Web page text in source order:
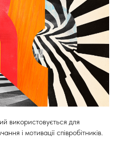
використовується для
і мотивації співробітників.